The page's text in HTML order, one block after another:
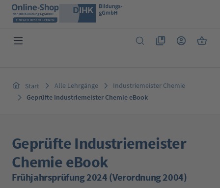
Zum Hauptinhalt springen
Du hast 0 Produkte
Start Alle Lehrgänge
Industriemeister Chemie
Geprüfte Industriemeister Chemie eBook
Geprüfte Industriemeister
Chemie eBook
Frühjahrsprüfung 2024 (Verordnung 2004)